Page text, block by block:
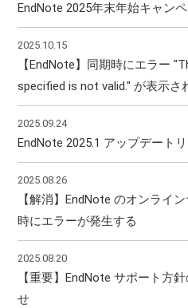
EndNote 2025年末年始キャン
2025.10.15
【EndNote】同期時にエラー
specified is not valid." が表示さ
2025.09.24
EndNote 2025.1 アップデート
2025.08.26
【解消】EndNote のオンライ
時にエラーが発生する
2025.08.20
【重要】EndNote サポート方
せ